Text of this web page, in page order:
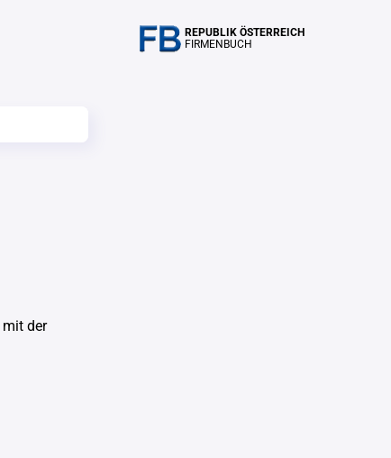
REPUBLIK ÖSTERREICH
FIRMENBUCH
mit der